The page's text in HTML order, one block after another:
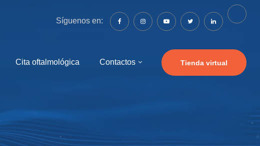
Síguenos en:
Cita oftalmológica Contactos Tienda virtual